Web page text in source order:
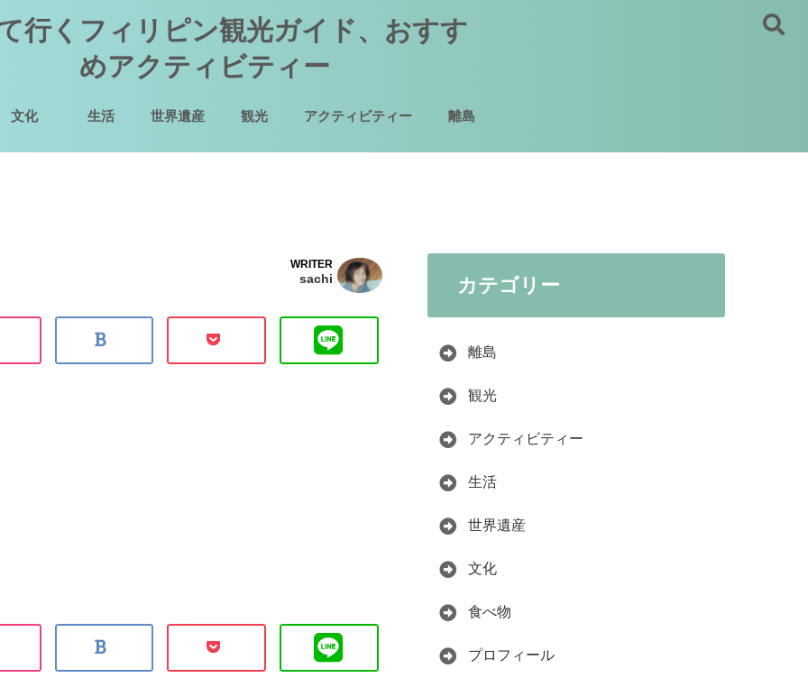
行くフィリピン観光ガイド、おすす
めアクティビティー
文化 生活 世界遺産 観光 アクティビティー 離島
WRITER
sachi カテゴリー
離島
観光
アクティビティー
生活
世界遺産
文化
食べ物
プロフィール